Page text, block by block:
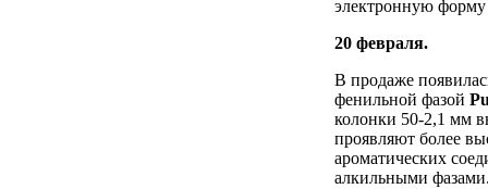
электронную
20 февраля.
В продаже
фенильной фазой
колонки 50-2,1 мм
проявляют более
ароматических
алкильными